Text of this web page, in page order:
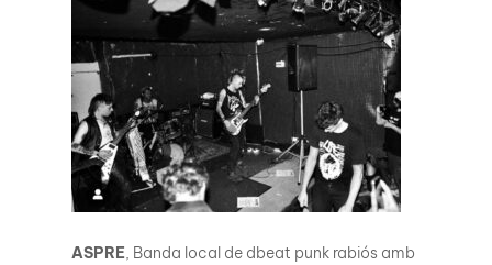
ASPRE, Banda local de dbeat punk rabiós amb